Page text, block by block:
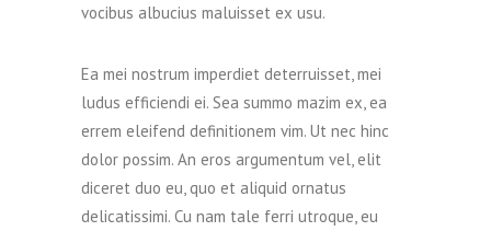
vocibus albucius maluisset ex usu.
Ea mei nostrum imperdiet deterruisset, mei
ludus efficiendi ei. Sea summo mazim ex, ea
errem eleifend definitionem vim. Ut nec hinc
dolor possim. An eros argumentum vel, elit
diceret duo eu, quo et aliquid ornatus
delicatissimi. Cu nam tale ferri utroque, eu